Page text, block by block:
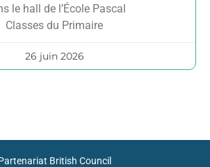
le hall de l’École Pascal
Classes du Primaire
26 juin 2026
British Council